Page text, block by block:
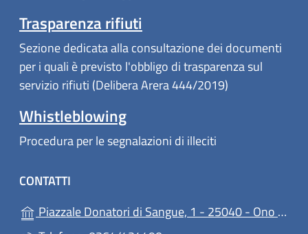
Trasparenza rifiuti
Sezione dedicata alla consultazione dei documenti
per i quali è previsto l'obbligo di trasparenza sul
servizio rifiuti (Delibera Arera 444/2019)
Whistleblowing
Procedura per le segnalazioni di illeciti
CONTATTI
Piazzale Donatori di Sangue, 1 - 25040 - Ono San Pietro